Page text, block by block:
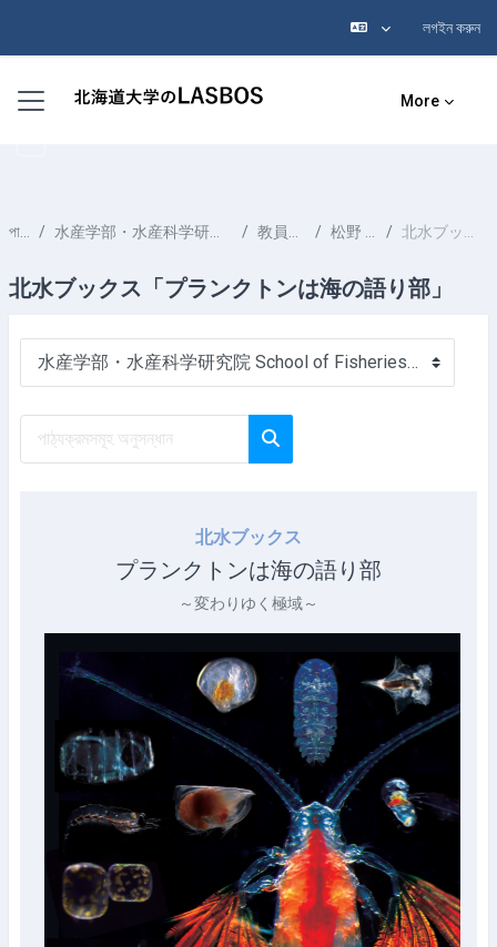
লগইন করুন
Side panel More
পাঠ্যক্রমসমূহ 水産学部・水産科学研究院 School of Fisheries Sciences & Faculty of Fisheries Sciences 教員一覧 List of Professors 松野 孝平 MATSUNO Kohei 北水ブックス「プランクトンは海の語り部」
北水ブックス「プランクトンは海の語り部」
পাঠ্যক্রম বিভাগসমূহ
পাঠ্যক্রমসমূহ অনুসন্ধান
北水ブックス
プランクトンは海の語り部
～変わりゆく極域～